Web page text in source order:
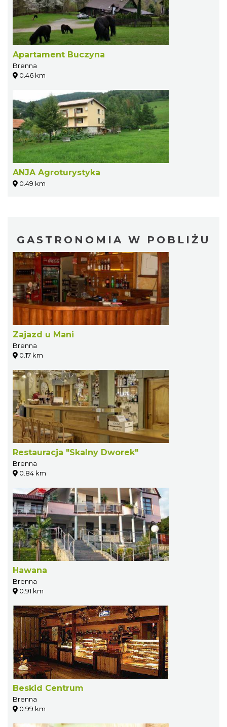
Apartament Buczyna
Brenna
0.46 km
ANJA Agroturystyka
0.49 km
GASTRONOMIA W POBLIŻU
Zajazd u Mani
Brenna
0.17 km
Restauracja "Skalny Dworek"
Brenna
0.84 km
Hawana
Brenna
0.91 km
Beskid Centrum
Brenna
0.99 km